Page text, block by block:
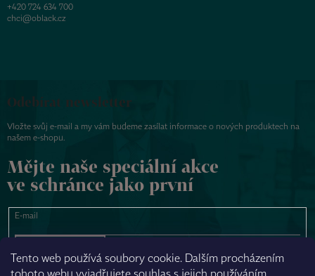
Tento web používá soubory cookie. Dalším procházením
+420 724 634 700
chci@oblack.cz
Odebírat newsletter
Vložte svůj e-mail a my vám budeme zasílat informace o nových produktech na
našem e-shopu.
Mějte naše speciální akce
ve schránce jako první
E-mail